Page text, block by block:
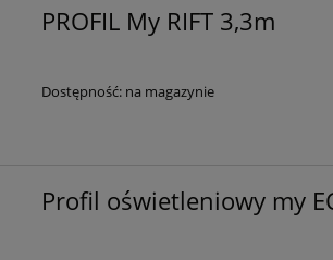
PROFIL My RIFT 3,3m
Dostępność: na magazynie
Profil oświetleniowy my